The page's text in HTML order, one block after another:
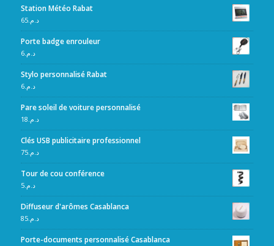
Station Météo Rabat
د.م.65
Porte badge enrouleur
د.م.6
Stylo personnalisé Rabat
د.م.6
Pare soleil de voiture personnalisé
د.م.18
Clés USB publicitaire professionnel
د.م.75
Tour de cou conférence
د.م.5
Diffuseur d'arômes Casablanca
د.م.85
Porte-documents personnalisé Casablanca